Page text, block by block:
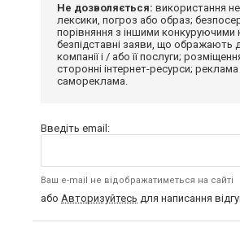
Не дозволяється: використання
лексики, погроз або образ;
порівняння з іншими конкуруючими
безпідставні заяви, що ображають
компанії і / або її послуги;
сторонні інтернет-ресурси; реклама
самореклама.
Введіть email:
Ваш e-mail не відображатиметься на сайті
або Авторизуйтесь для написання